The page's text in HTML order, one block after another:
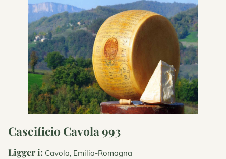
Caseificio Cavola 993
Ligger i: Cavola, Emilia-Romagna